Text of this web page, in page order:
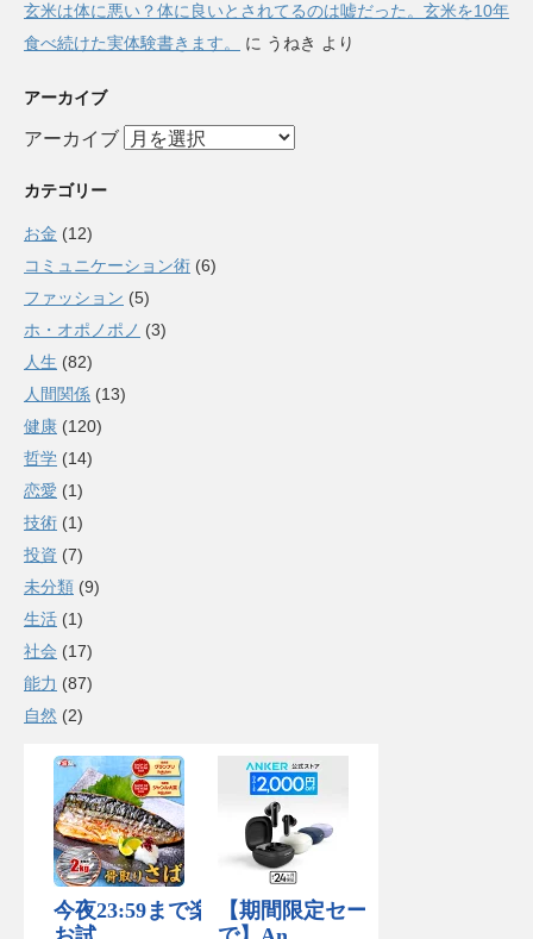
玄米は体に悪い？体に良いとされてるのは嘘だった。玄米を10年
食べ続けた実体験書きます。
に うねき より
アーカイブ
アーカイブ
カテゴリー
お金 (12)
コミュニケーション術 (6)
ファッション (5)
ホ・オポノポノ (3)
人生 (82)
人間関係 (13)
健康 (120)
哲学 (14)
恋愛 (1)
技術 (1)
投資 (7)
未分類 (9)
生活 (1)
社会 (17)
能力 (87)
自然 (2)